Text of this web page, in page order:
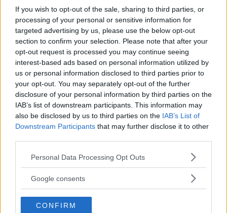
If you wish to opt-out of the sale, sharing to third parties, or
processing of your personal or sensitive information for
targeted advertising by us, please use the below opt-out
section to confirm your selection. Please note that after your
opt-out request is processed you may continue seeing
interest-based ads based on personal information utilized by
us or personal information disclosed to third parties prior to
your opt-out. You may separately opt-out of the further
disclosure of your personal information by third parties on the
IAB’s list of downstream participants. This information may
also be disclosed by us to third parties on the IAB’s List of
Downstream Participants that may further disclose it to other
Please note that this website/app uses one or more Google
not limited to your visit or usage behaviour. You may click to
use your data for below specified purposes in below Google
consent section.
Personal Data Processing Opt Outs
Google consents
CONFIRM